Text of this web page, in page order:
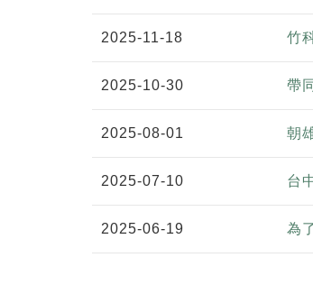
2025-11-18 竹
2025-10-30 帶
2025-08-01 朝
2025-07-10 台
2025-06-19 為